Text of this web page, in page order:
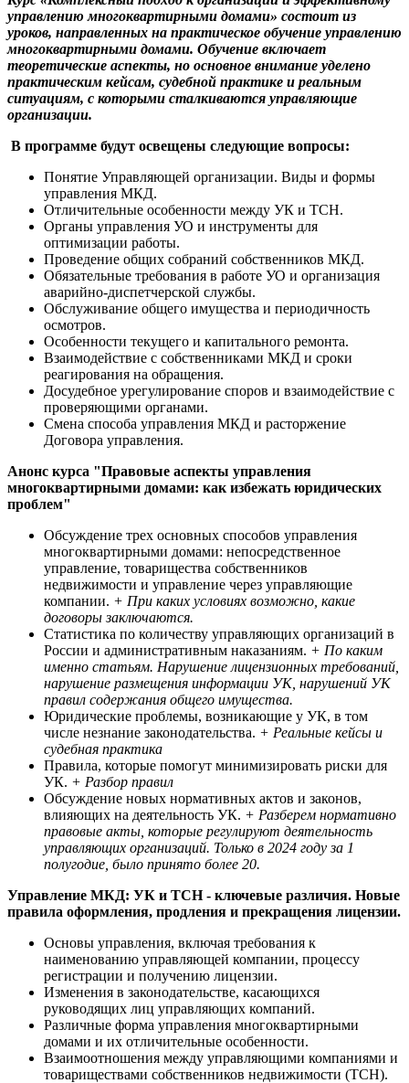
управлению многоквартирными домами» состоит из
уроков, направленных на практическое обучение управлению
многоквартирными домами. Обучение включает
теоретические аспекты, но основное внимание уделено
практическим кейсам, судебной практике и реальным
ситуациям, с которыми сталкиваются управляющие
организации.
В программе будут освещены следующие вопросы:
Понятие Управляющей организации. Виды и формы
управления МКД.
Отличительные особенности между УК и ТСН.
Органы управления УО и инструменты для
оптимизации работы.
Проведение общих собраний собственников МКД.
Обязательные требования в работе УО и организация
аварийно-диспетчерской службы.
Обслуживание общего имущества и периодичность
осмотров.
Особенности текущего и капитального ремонта.
Взаимодействие с собственниками МКД и сроки
реагирования на обращения.
Досудебное урегулирование споров и взаимодействие с
проверяющими органами.
Смена способа управления МКД и расторжение
Договора управления.
Анонс курса "Правовые аспекты управления
многоквартирными домами: как избежать юридических
проблем"
Обсуждение трех основных способов управления
многоквартирными домами: непосредственное
управление, товарищества собственников
недвижимости и управление через управляющие
компании. + При каких условиях возможно, какие
договоры заключаются.
Статистика по количеству управляющих организаций в
России и административным наказаниям. + По каким
именно статьям. Нарушение лицензионных требований,
нарушение размещения информации УК, нарушений УК
правил содержания общего имущества.
Юридические проблемы, возникающие у УК, в том
числе незнание законодательства. + Реальные кейсы и
судебная практика
Правила, которые помогут минимизировать риски для
УК. + Разбор правил
Обсуждение новых нормативных актов и законов,
влияющих на деятельность УК. + Разберем нормативно
правовые акты, которые регулируют деятельность
управляющих организаций. Только в 2024 году за 1
полугодие, было принято более 20.
Управление МКД: УК и ТСН - ключевые различия. Новые
правила оформления, продления и прекращения лицензии.
Основы управления, включая требования к
наименованию управляющей компании, процессу
регистрации и получению лицензии.
Изменения в законодательстве, касающихся
руководящих лиц управляющих компаний.
Различные форма управления многоквартирными
домами и их отличительные особенности.
Взаимоотношения между управляющими компаниями и
товариществами собственников недвижимости (ТСН).